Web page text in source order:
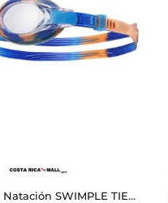
SWIMPLE TIE...